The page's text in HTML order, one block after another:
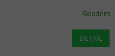
Skladem
DETAIL